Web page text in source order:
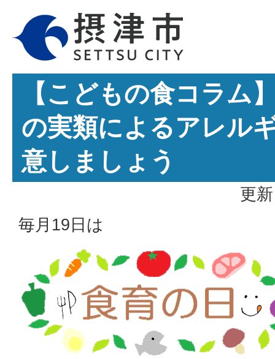
【こどもの食コラム
の実類によるアレル
意しましょう
更
毎月19日は